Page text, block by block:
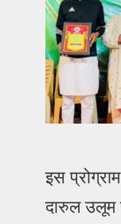
इस
दारुल उलूम